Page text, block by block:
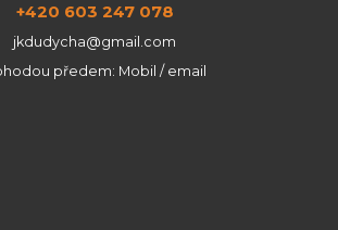
+420 603 247 078
jkdudycha@gmail.com
předem: Mobil / email